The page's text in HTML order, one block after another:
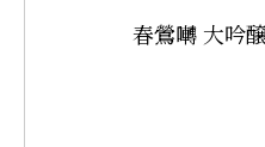
春鶯囀 大吟